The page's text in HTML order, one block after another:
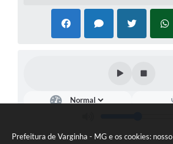
Prefeitura de Varginha - MG e os cookies: nosso